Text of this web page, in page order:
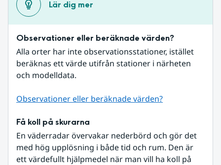
Lär dig mer
Observationer eller beräknade värden?
Alla orter har inte observationsstationer, istället
beräknas ett värde utifrån stationer i närheten
och modelldata.
Observationer eller beräknade värden?
Få koll på skurarna
En väderradar övervakar nederbörd och gör det
med hög upplösning i både tid och rum. Den är
ett värdefullt hjälpmedel när man vill ha koll på